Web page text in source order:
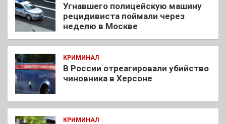
Угнавшего полицейскую машину
рецидивиста поймали через
неделю в Москве
КРИМИНАЛ
В России отреагировали убийство
чиновника в Херсоне
КРИМИНАЛ